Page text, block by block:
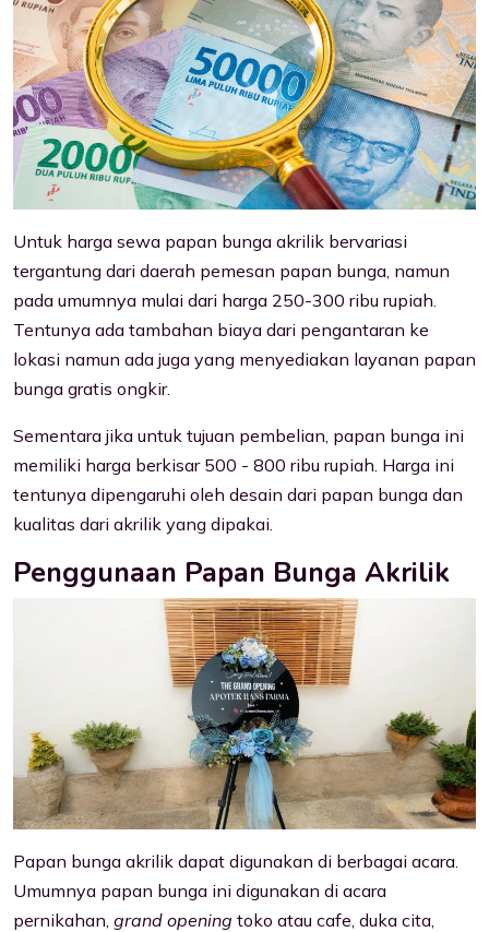
Untuk harga sewa papan bunga akrilik bervariasi
tergantung dari daerah pemesan papan bunga, namun
pada umumnya mulai dari harga 250-300 ribu rupiah.
Tentunya ada tambahan biaya dari pengantaran ke
lokasi namun ada juga yang menyediakan layanan papan
bunga gratis ongkir.
Sementara jika untuk tujuan pembelian, papan bunga ini
memiliki harga berkisar 500 - 800 ribu rupiah. Harga ini
tentunya dipengaruhi oleh desain dari papan bunga dan
kualitas dari akrilik yang dipakai.
Penggunaan Papan Bunga Akrilik
Papan bunga akrilik dapat digunakan di berbagai acara.
Umumnya papan bunga ini digunakan di acara
pernikahan, grand opening toko atau cafe, duka cita,